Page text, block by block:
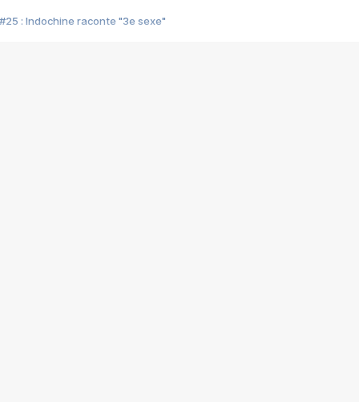
#25 : Indochine raconte "3e sexe"